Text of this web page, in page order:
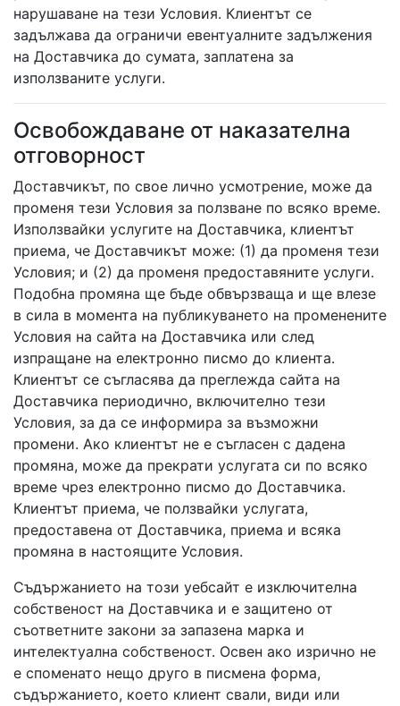
нарушаване на тези Условия. Клиентът се
задължава да ограничи евентуалните задължения
на Доставчика до сумата, заплатена за
използваните услуги.
Освобождаване от наказателна
отговорност
Доставчикът, по свое лично усмотрение, може да
променя тези Условия за ползване по всяко време.
Използвайки услугите на Доставчика, клиентът
приема, че Доставчикът може: (1) да променя тези
Условия; и (2) да променя предоставяните услуги.
Подобна промяна ще бъде обвързваща и ще влезе
в сила в момента на публикуването на променените
Условия на сайта на Доставчика или след
изпращане на електронно писмо до клиента.
Клиентът се съгласява да преглежда сайта на
Доставчика периодично, включително тези
Условия, за да се информира за възможни
промени. Ако клиентът не е съгласен с дадена
промяна, може да прекрати услугата си по всяко
време чрез електронно писмо до Доставчика.
Клиентът приема, че ползвайки услугата,
предоставена от Доставчика, приема и всяка
промяна в настоящите Условия.
Съдържанието на този уебсайт е изключителна
собственост на Доставчика и е защитено от
съответните закони за запазена марка и
интелектуална собственост. Освен ако изрично не
е споменато нещо друго в писмена форма,
съдържанието, което клиент свали, види или